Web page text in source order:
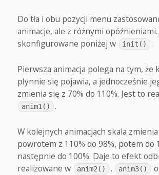
Do tła i obu pozycji menu
animacje, ale z różnymi opóźnieniami.
skonfigurowane poniżej w
init() .
Pierwsza animacja polega na tym, że
płynnie się pojawia, a jednocześnie
zmienia się z 70% do 110%. Jest to
anim1() .
W kolejnych animacjach skala
powrotem z 110% do 98%, potem do
następnie do 100%. Daje to efekt
realizowane w
anim2() , anim3()